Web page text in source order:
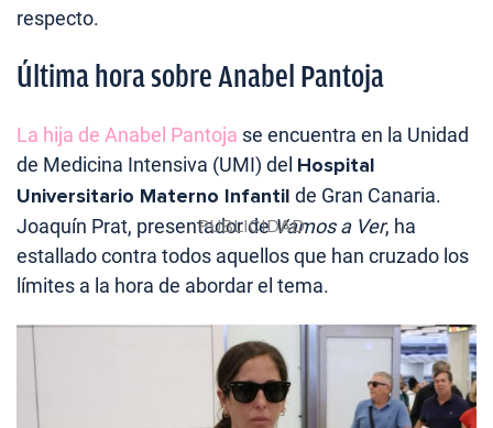
respecto.
Última hora sobre Anabel Pantoja
La hija de Anabel Pantoja se encuentra en la Unidad
de Medicina Intensiva (UMI) del Hospital
Universitario Materno Infantil de Gran Canaria.
Joaquín Prat, presentador deVamos a Ver, ha
estallado contra todos aquellos que han cruzado los
límites a la hora de abordar el tema.